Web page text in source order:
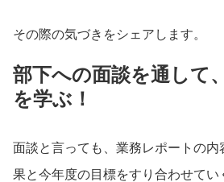
その際の気づきをシェアします。
部下への面談を通して
を学ぶ！
面談と言っても、業務レポートの
果と今年度の目標をすり合わせてい